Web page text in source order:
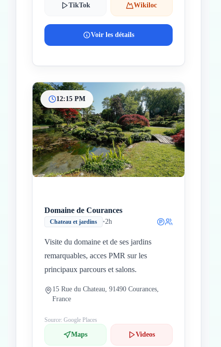
TikTok Wikiloc
Voir les détails
12:15 PM
Domaine de Courances
Chateau et jardins •2h
Visite du domaine et de ses jardins
remarquables, acces PMR sur les
principaux parcours et salons.
15 Rue du Chateau, 91490 Courances,
France
Source: Google Places
Maps Videos